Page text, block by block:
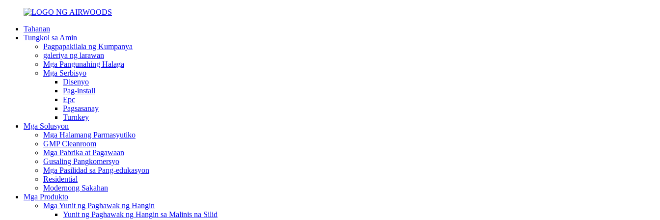
Tahanan
Tungkol sa Amin
Pagpapakilala ng Kumpanya
galeriya ng larawan
Mga Pangunahing Halaga
Mga Serbisyo
Disenyo
Pag-install
Epc
Pagsasanay
Turnkey
Mga Solusyon
Mga Halamang Parmasyutiko
GMP Cleanroom
Mga Pabrika at Pagawaan
Gusaling Pangkomersyo
Mga Pasilidad sa Pang-edukasyon
Residential
Modernong Sakahan
Mga Produkto
Mga Yunit ng Paghawak ng Hangin
Yunit ng Paghawak ng Hangin sa Malinis na Silid